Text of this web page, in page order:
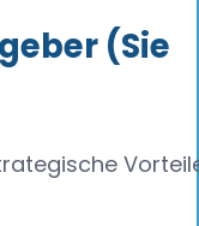
(Sie